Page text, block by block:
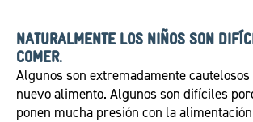
NATURALMENTE LOS NIÑOS SON
COMER.
Algunos son extremadamente
nuevo alimento. Algunos son difíciles
ponen mucha presión con la